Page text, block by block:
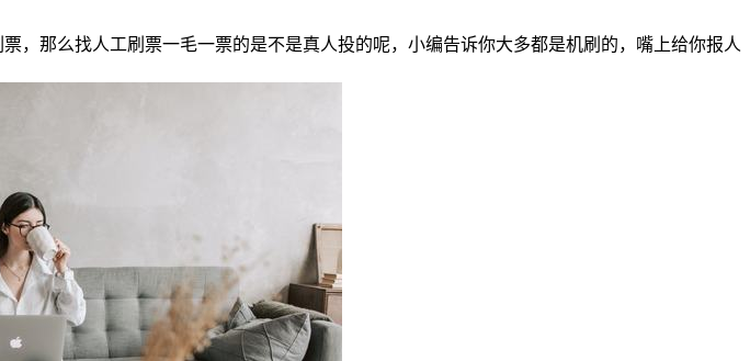
，那么找人工刷票一毛一票的是不是真人投的呢，小编告诉你大多都是机刷的，嘴上给你报人